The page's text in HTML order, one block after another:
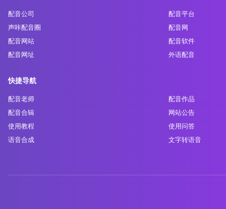
配音公司
配音平台
声咔配音圈
配音网
配音网站
配音软件
配音网址
外语配音
快捷导航
配音老师
配音作品
配音合辑
网站公告
使用教程
使用问答
语音合成
文字转语音